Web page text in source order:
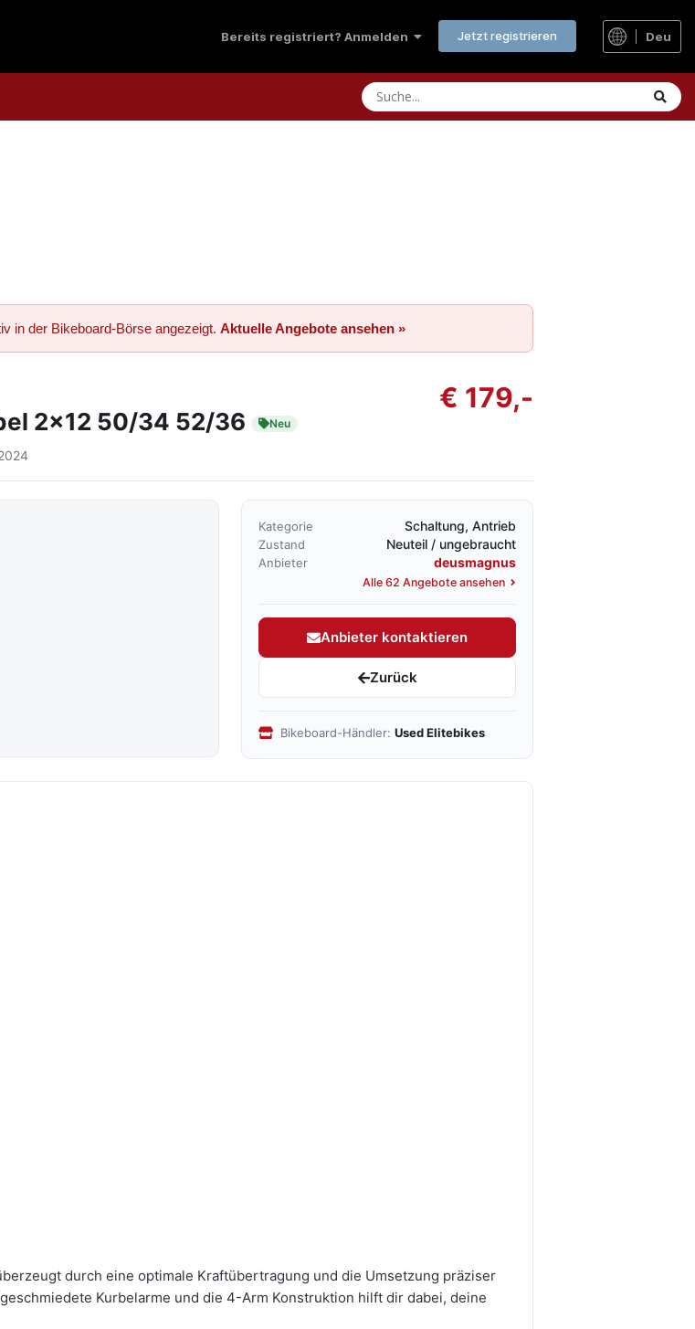
Bereits registriert? Anmelden Jetzt registrieren Deu
in der Bikeboard-Börse angezeigt. Aktuelle Angebote ansehen »
2x12 50/34 52/36 Neu
€ 179,-
Kategorie Schaltung, Antrieb
Zustand Neuteil / ungebraucht
Anbieter deusmagnus
Alle 62 Angebote ansehen
Anbieter kontaktieren
Zurück
Bikeboard-Händler: Used Elitebikes
durch eine optimale Kraftübertragung und die Umsetzung präziser
Kurbelarme und die 4-Arm Konstruktion hilft dir dabei, deine